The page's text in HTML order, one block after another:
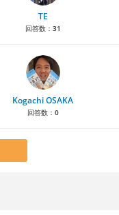
TE
回答数： 31
Kogachi OSAKA
回答数： 0